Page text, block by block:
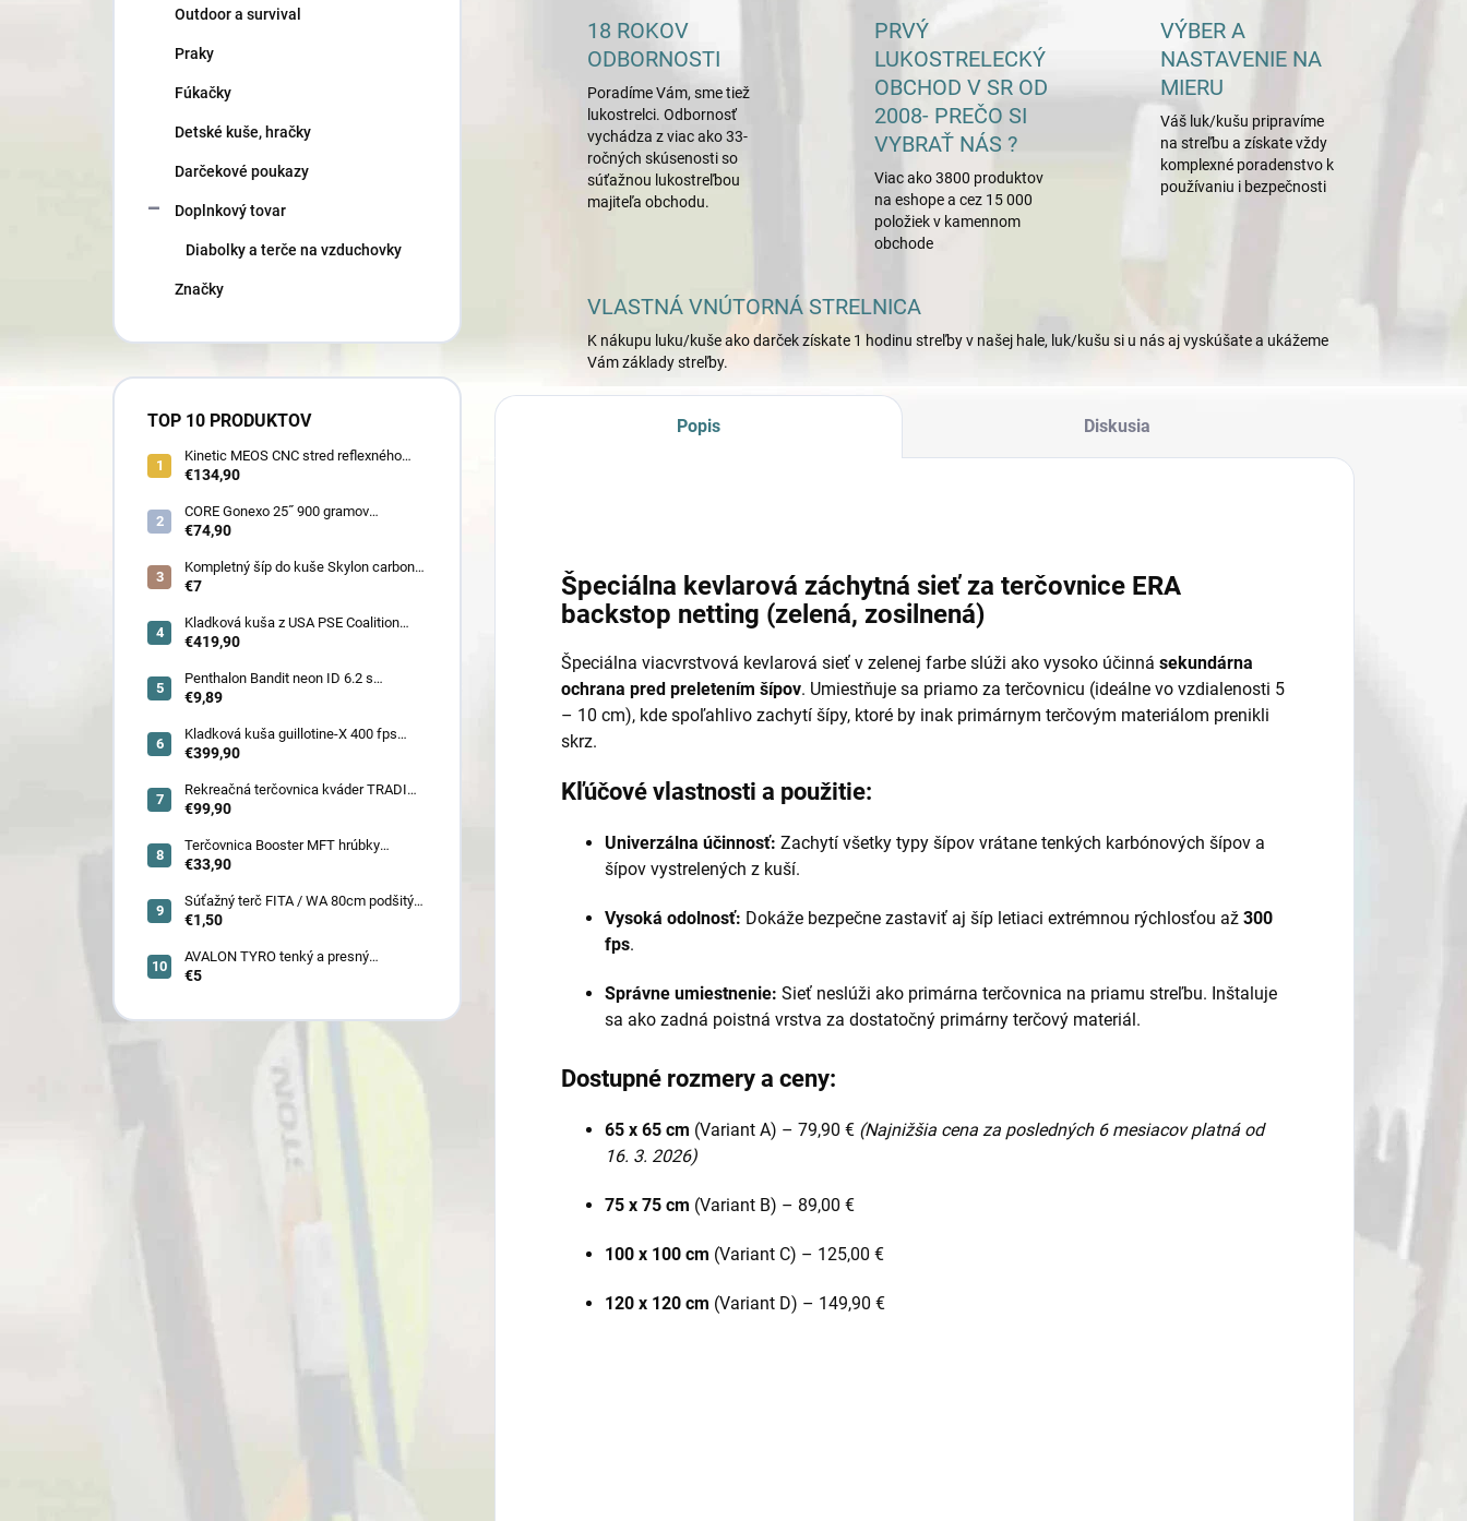
Outdoor a survival
Praky
Fúkačky
Detské kuše, hračky
Darčekové poukazy
Doplnkový tovar
Diabolky a terče na vzduchovky
Značky
TOP 10 PRODUKTOV
Kinetic MEOS CNC stred reflexného
luku 21˝ pre deti 900 gramov
€134,90
CORE Gonexo 25˝ 900 gramov
jednofarebný (ľahký stred pre mužov,
!!
€74,90
Kompletný šíp do kuše Skylon carbon
3K z pevného karbónu v rozmeroch
quill a diablo
€7
Kladková kuša z USA PSE Coalition
frontier 380 fps (80178) - superakcia !
€419,90
Penthalon Bandit neon ID 6.2 s
prírodnými letkami
€9,89
Kladková kuša guillotine-X 400 fps
camo so zabudovaným nášľapom
€399,90
Rekreačná terčovnica kváder TRADI
80x80x22 cm (6132)
€99,90
Terčovnica Booster MFT hrúbky
7cm/11cm/17cm
€33,90
Súťažný terč FITA / WA 80cm podšitý
(6005)
€1,50
AVALON TYRO tenký a presný
€5
18 ROKOV
ODBORNOSTI
Poradíme Vám, sme tiež
lukostrelci. Odbornosť
vychádza z viac ako 33-
ročných skúsenosti so
súťažnou lukostreľbou
majiteľa obchodu.
PRVÝ
LUKOSTRELECKÝ
OBCHOD V SR OD
2008- PREČO SI
VYBRAŤ NÁS ?
Viac ako 3800 produktov
na eshope a cez 15 000
položiek v kamennom
obchode
VÝBER A
NASTAVENIE NA
MIERU
Váš luk/kušu pripravíme
na streľbu a získate vždy
komplexné poradenstvo k
používaniu i bezpečnosti
VLASTNÁ VNÚTORNÁ STRELNICA
K nákupu luku/kuše ako darček získate 1 hodinu streľby v našej hale, luk/kušu si u nás aj vyskúšate a ukážeme
Vám základy streľby.
Popis Diskusia
Špeciálna kevlarová záchytná sieť za terčovnice ERA
backstop netting (zelená, zosilnená)
Špeciálna viacvrstvová kevlarová sieť v zelenej farbe slúži ako vysoko účinná sekundárna
ochrana pred preletením šípov. Umiestňuje sa priamo za terčovnicu (ideálne vo vzdialenosti 5
– 10 cm), kde spoľahlivo zachytí šípy, ktoré by inak primárnym terčovým materiálom prenikli
skrz.
Kľúčové vlastnosti a použitie:
Univerzálna účinnosť: Zachytí všetky typy šípov vrátane tenkých karbónových šípov a
šípov vystrelených z kuší.
Vysoká odolnosť: Dokáže bezpečne zastaviť aj šíp letiaci extrémnou rýchlosťou až 300
fps.
Správne umiestnenie: Sieť neslúži ako primárna terčovnica na priamu streľbu. Inštaluje
sa ako zadná poistná vrstva za dostatočný primárny terčový materiál.
Dostupné rozmery a ceny:
65 x 65 cm (Variant A) – 79,90 € (Najnižšia cena za posledných 6 mesiacov platná od
16. 3. 2026)
75 x 75 cm (Variant B) – 89,00 €
100 x 100 cm (Variant C) – 125,00 €
120 x 120 cm (Variant D) – 149,90 €